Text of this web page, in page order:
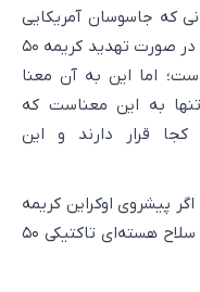
زمانی که جاسوسان آمریکایی
احتمال استفاده روسیه از این سلاح‌ها را در صورت تهدید کریمه ۵۰
اما این به آن معنا
به این معناست که
قرار دارند و این
پیشروی اوکراین کریمه
را تهدید کند، احتمال استفاده روسیه از سلاح هسته‌ای تاکتیکی ۵۰